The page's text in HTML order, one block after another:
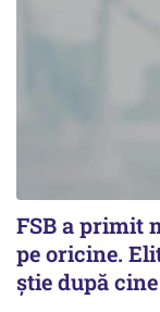
FSB a primit
pe oricine.
știe după